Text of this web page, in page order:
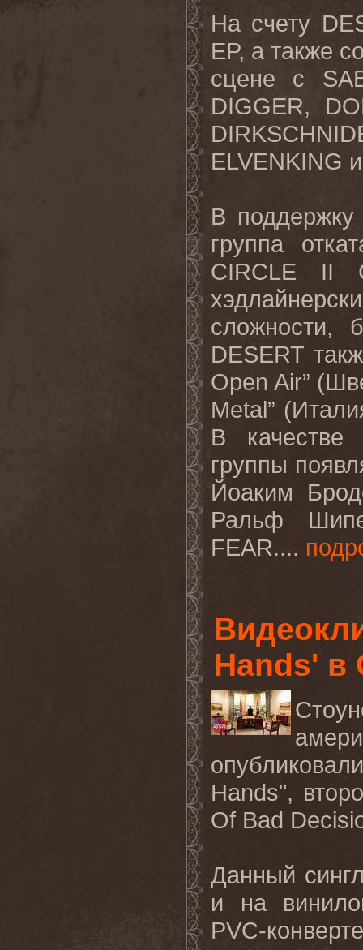
На счету
EP, а также
сцене с
DIGGER,
ELVENKING
В поддержку
группа
CIRCLE
II
сложности,
DESERT
Open Air”
Metal”
В качестве
группы
Йоаким
Ральф
FEAR....
Hands' в
Hands",
Of Bad
Данный
и на
PVC-